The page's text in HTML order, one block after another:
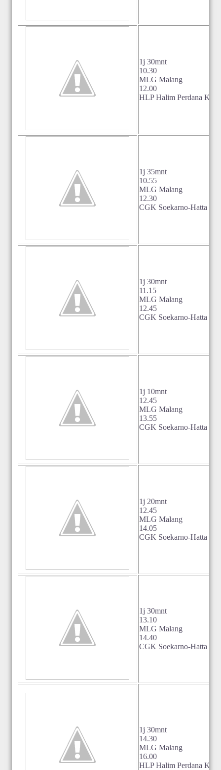
1j 30mnt
10.30
MLG Malang
12.00
HLP Halim Perdana
1j 35mnt
10.55
MLG Malang
12.30
CGK Soekarno-Hatta
1j 30mnt
11.15
MLG Malang
12.45
CGK Soekarno-Hatta
1j 10mnt
12.45
MLG Malang
13.55
CGK Soekarno-Hatta
1j 20mnt
12.45
MLG Malang
14.05
CGK Soekarno-Hatta
1j 30mnt
13.10
MLG Malang
14.40
CGK Soekarno-Hatta
1j 30mnt
14.30
MLG Malang
16.00
HLP Halim Perdana